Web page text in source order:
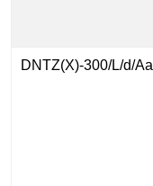
DNTZ(X)-300/L/d/Aa